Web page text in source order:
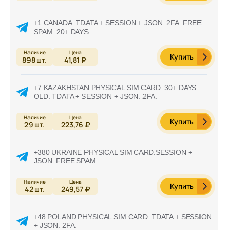
+1 CANADA. TDATA + SESSION + JSON. 2FA. FREE
SPAM. 20+ DAYS
898шт. 41,81 ₽ Купить
+7 KAZAKHSTAN PHYSICAL SIM CARD. 30+ DAYS
OLD. TDATA + SESSION + JSON. 2FA.
29 шт. 223,76 ₽ Купить
+380 UKRAINE PHYSICAL SIM CARD.SESSION +
JSON. FREE SPAM
42шт. 249,57 ₽ Купить
+48 POLAND PHYSICAL SIM CARD. TDATA + SESSION
+ JSON. 2FA.